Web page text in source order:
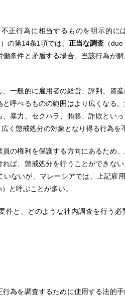
正行為に相当するものを明示的に
の第14条1項では、 正当な調査 （
条件と矛盾する場合、当該行為が
一般的に雇用者の経営、評判、資
呼べるものの範囲はより広くなる
暴力、セクハラ、賄賂、詐欺とい
く懲戒処分の対象となり得る行為を
の権利を保護する方向にあるため
ば、懲戒処分を行うことができな
ないが、マレーシアでは、上記雇
と呼ぶことが多い。
と、どのような社内調査を行う必
為を調査するために使用する法的